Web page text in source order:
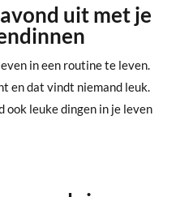
uit met je
in een routine te leven.
en dat vindt niemand leuk.
ook leuke dingen in je leven